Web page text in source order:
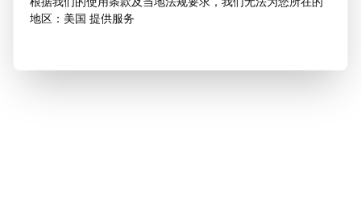
地区：美国 提供服务